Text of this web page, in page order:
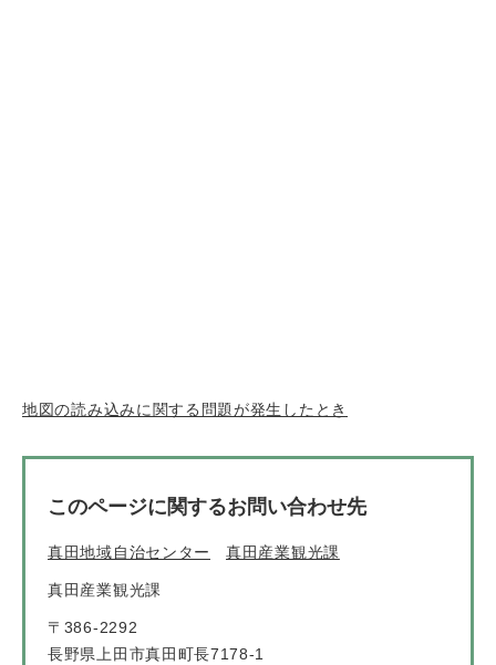
地図の読み込みに関する問題が発生したとき
このページに関するお問い合わせ先
真田地域自治センター 真田産業観光課
真田産業観光課
〒386-2292
長野県上田市真田町長7178-1